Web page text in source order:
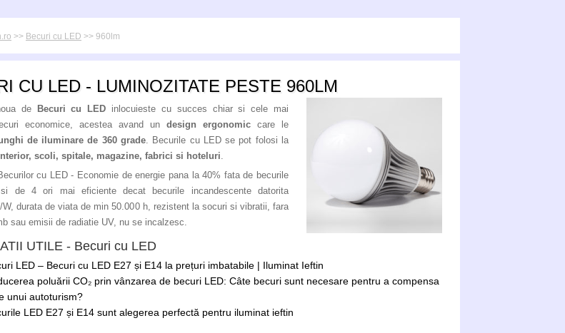
>> Becuri cu LED >> 960lm
CU LED - LUMINOZITATE PESTE 960LM
de Becuri cu LED inlocuieste cu succes chiar si cele mai
economice, acestea avand un design ergonomic care le
de iluminare de 360 grade. Becurile cu LED se pot folosi la
scoli, spitale, magazine, fabrici si hoteluri.
cu LED - Economie de energie pana la 40% fata de becurile
si de 4 ori mai eficiente decat becurile incandescente datorita
W, durata de viata de min 50.000 h, rezistent la socuri si vibratii, fara
sau emisii de radiatie UV, nu se incalzesc.
UTILE - Becuri cu LED
LED – Becuri cu LED E27 și E14 la prețuri imbatabile | Iluminat Ieftin
poluării CO₂ prin vânzarea de becuri LED: Câte becuri sunt necesare pentru a compensa
unui autoturism?
LED E27 și E14 sunt alegerea perfectă pentru iluminat ieftin